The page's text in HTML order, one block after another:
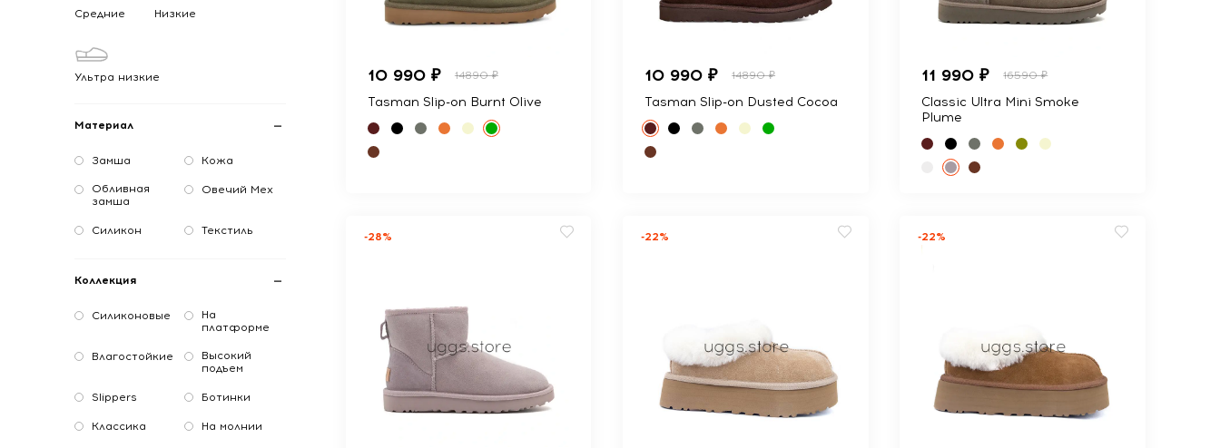
Средние Низкие
Ультра низкие
Материал
Замша Кожа
Обливная
замша
Овечий Мех
Силикон Текстиль
Коллекция
Силиконовые
На
платформе
Влагостойкие
Высокий
подъем
Slippers Ботинки
Классика На молнии
10 990 ₽ 14890 ₽
Tasman Slip-on Burnt Olive
10 990 ₽ 14890 ₽
Tasman Slip-on Dusted Cocoa
11 990 ₽ 16590 ₽
Classic Ultra Mini Smoke
Plume
-28% -22% -22%